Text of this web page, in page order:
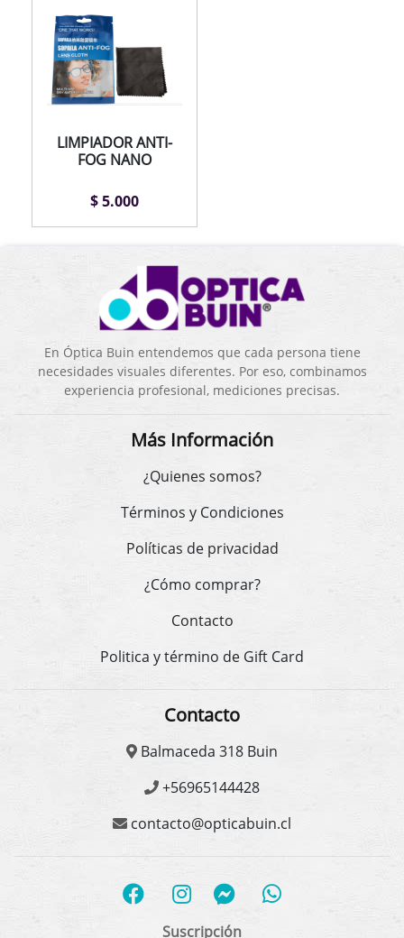
LIMPIADOR ANTI-
FOG NANO
$ 5.000
En Óptica Buin entendemos que cada persona tiene
necesidades visuales diferentes. Por eso, combinamos
experiencia profesional, mediciones precisas.
Más Información
¿Quienes somos?
Términos y Condiciones
Políticas de privacidad
¿Cómo comprar?
Contacto
Politica y término de Gift Card
Contacto
Balmaceda 318 Buin
+56965144428
contacto@opticabuin.cl
Suscripción